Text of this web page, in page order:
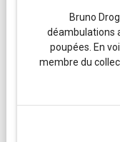
Bruno
déambulations
poupées. En
membre du